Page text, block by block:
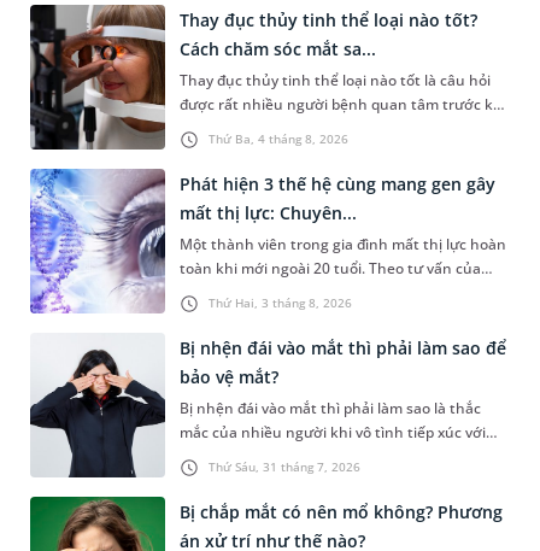
không thể phục hồi. Bài viết sau sẽ giúp bạn
hiểu thêm để nhận diện sớm căn bệnh này, kịp
thời thăm khám để tìm phương án đồng thời
bảo vệ thị lực tốt nhất.
Thứ Ba, 4 tháng 8, 2026
Thay đục thủy tinh thể loại nào tốt?
Cách chăm sóc mắt sa...
Thay đục thủy tinh thể loại nào tốt là câu hỏi
được rất nhiều người bệnh quan tâm trước khi
quyết định phẫu thuật. Thực tế không có loại
thủy tinh thể nhân tạo nào phù hợp với mọi
bệnh nhân. Việc lựa chọn thủy tinh thể phù
hợp cần dựa trên nhiều yếu tố. Bài viết sau sẽ
giúp bạn hiểu rõ hơn về các loại thủy tinh thể
nhân tạo, cách lựa chọn phù hợp và chăm sóc
mắt sau phẫu thuật để khôi phục thị lực tối ưu.
Thứ Hai, 3 tháng 8, 2026
Phát hiện 3 thế hệ cùng mang gen gây
mất thị lực: Chuyên...
Một thành viên trong gia đình mất thị lực hoàn
toàn khi mới ngoài 20 tuổi. Theo tư vấn của
chuyên gia Di truyền, ba thế hệ trong gia đình
cùng thực hiện xét nghiệm di truyền và bất
ngờ phát hiện đều mang biến thể gây bệnh
thần kinh thị giác di truyền Leber (LHON). Tuy
cùng mang một biến thể gây bệnh, nhưng
nguy cơ biểu hiện bệnh và khả năng di truyền
cho con của mỗi người lại hoàn toàn khác
nhau.Thứ Sáu, 31 tháng 7, 2026
Bị nhện đái vào mắt thì phải làm sao để
bảo vệ mắt?
Bị nhện đái vào mắt thì phải làm sao là thắc
mắc của nhiều người khi vô tình tiếp xúc với
loài động vật này. Trên thực tế, “nhện đái vào
mắt” chỉ là cách gọi dân gian và chưa có bằng
chứng khoa học chứng minh nhện có thể “đái”
vào mắt người. Bài viết dưới đây sẽ giúp bạn
Bị chắp mắt có nên mổ không? Phương
án xử trí như thế nào?